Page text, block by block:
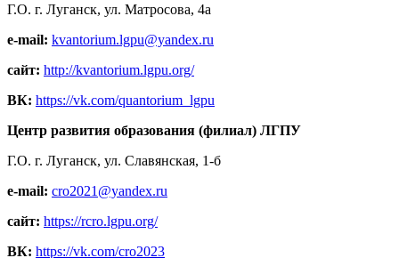
Г.О. г. Луганск, ул. Матросова, 4а
e-mail: kvantorium.lgpu@yandex.ru
сайт: http://kvantorium.lgpu.org/
ВК: https://vk.com/quantorium_lgpu
Центр развития образования (филиал) ЛГПУ
Г.О. г. Луганск, ул. Славянская, 1-б
e-mail: cro2021@yandex.ru
сайт: https://rcro.lgpu.org/
ВК: https://vk.com/cro2023